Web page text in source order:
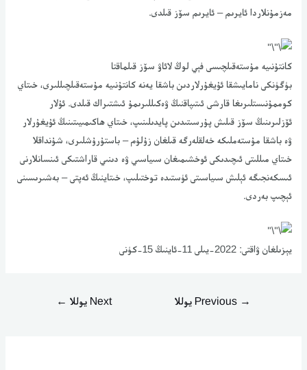
مەزمۇنلاردا ئايرىم – ئايرىم سۆز قىلدى.
كانتۇنىيە مۇستەقىلچىسى فېي لوڭ لائاۋ سۆز قىلماقتا
بۈگۈنكى نامايىشقا ئۇيغۇرلاردىن باشقا يەنە كانتۇنىيە مۇستەقىلچىللىرى، خىتاي
كوممۇنىستلىرىغا قارشى ئىتىپاقنىڭ ۋەكىللىرىمۇ ئىشتىراك قىلدى. ئۇلار
ئۆزلىرىنىڭ سۆز قىلىش پۇرسىتىدىن پايدىلىنىپ، خىتاي ھاكىمىيىتىنىڭ ئۇيغۇرلار
ۋە باشقا مۇستەملىكە خەلقلەرگە قىلغان زۇلۇم – باستۇرۇشلىرى، شۇنداقلا
خىتاي مىللىتى ئىچىدىكى ئوخشىمىغان سىياسىي ۋە دىنىي قاراشتىكى ئىنسانلارنى
ئىسكەنجىگە ئېلىش سىياسىتى ئۈستىدە توختىلىپ، خىتاينىڭ ئەپتى – بەشىرىسىنى
ئېچىپ بەردى.
يېزىلغان ۋاقتى: 2022-يىلى 11-ئاينىڭ 15-كۈنى
→ Next يوللا ←